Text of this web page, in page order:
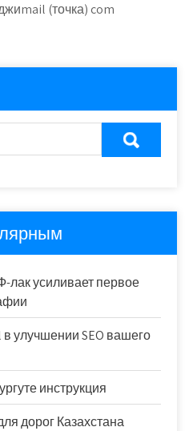
(точка) com
лак усиливает первое
в улучшении SEO вашего
инструкция
дорог Казахстана